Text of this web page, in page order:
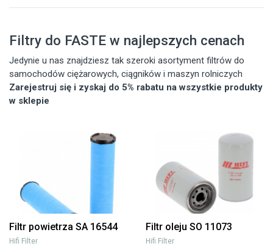
Filtry do FASTE w najlepszych cenach
Jedynie u nas znajdziesz tak szeroki asortyment filtrów do
samochodów ciężarowych, ciągników i maszyn rolniczych
Zarejestruj się i zyskaj do 5% rabatu na wszystkie produkty
w sklepie
Filtr powietrza SA 16544
Hifi Filter
Filtr oleju SO 11073
Hifi Filter